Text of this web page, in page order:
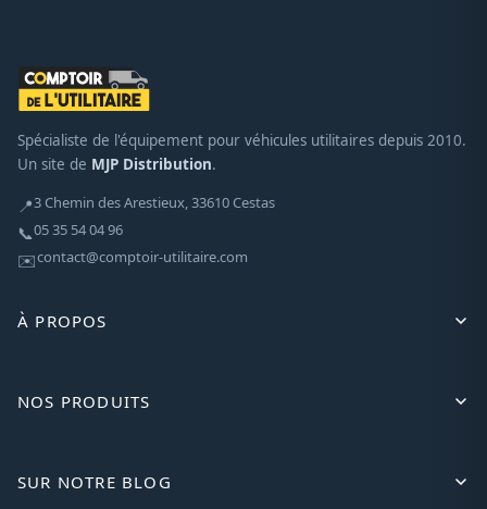
Spécialiste de l'équipement pour véhicules utilitaires depuis 2010.
Un site de MJP Distribution.
📍3 Chemin des Arestieux, 33610 Cestas
📞05 35 54 04 96
✉️contact@comptoir-utilitaire.com
À PROPOS
NOS PRODUITS
SUR NOTRE BLOG